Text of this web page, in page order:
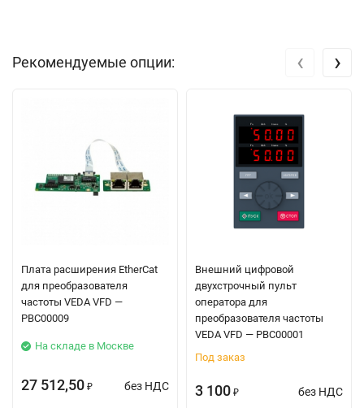
Рекомендуемые опции:
Плата расширения EtherCat
для преобразователя
частоты VEDA VFD —
PBC00009
На складе в Москве
27 512,50 ₽ без НДС
Внешний цифровой
двухстрочный пульт
оператора для
преобразователя частоты
VEDA VFD — PBC00001
Под заказ
3 100 ₽ без НДС
‹ ›